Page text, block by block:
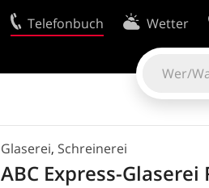
Telefonbuch Wetter
Glaserei, Schreinerei
ABC Express-Glaserei
Kontakt
Datenschutzerklärung
Cookie-Richtlinie